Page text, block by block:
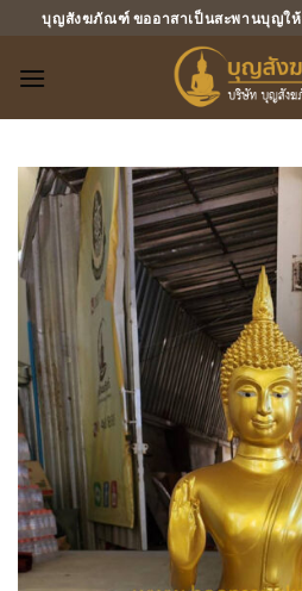
บุญสังฆภัณฑ์ ขออาสาเป็นสะพานบุญใ